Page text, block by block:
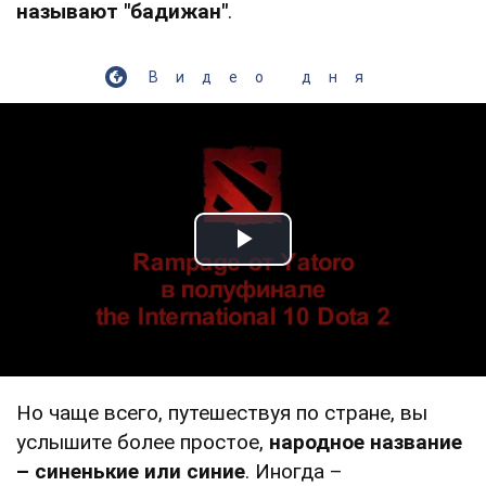
называют "бадижан".
Видео дня
Play Video
Но чаще всего, путешествуя по стране, вы
услышите более простое, народное название
– синенькие или синие. Иногда –